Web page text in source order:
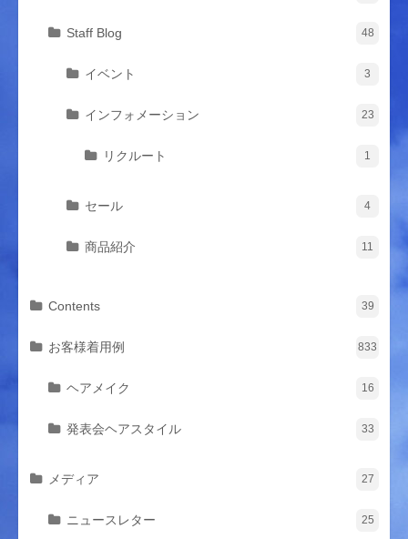
Staff Blog 48
イベント 3
インフォメーション 23
リクルート 1
セール 4
商品紹介 11
Contents 39
お客様着用例 833
ヘアメイク 16
発表会ヘアスタイル 33
メディア 27
ニュースレター 25